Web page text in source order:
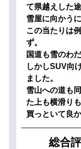
て県越えした
雪屋に向かう
この当たりは
ず。
国道も雪のわ
しかしSUV向
ました。
雪山への道も
た上も横滑り
買っといて良か
総合